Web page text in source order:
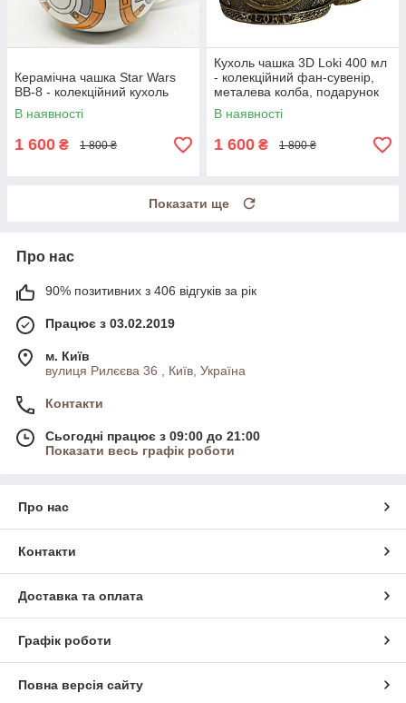
Керамічна чашка Star Wars
BB-8 - колекційний кухоль
В наявності
1 600 ₴ 1 800 ₴
Кухоль чашка 3D Loki 400 мл
- колекційний фан-сувенір,
металева колба, подарунок
фанату
В наявності
1 600 ₴ 1 800 ₴
Показати ще
Про нас
90% позитивних з 406 відгуків за рік
Працює з 03.02.2019
м. Київ
вулиця Рилєєва 36 , Київ, Україна
Контакти
Сьогодні працює з 09:00 до 21:00
Показати весь графік роботи
Про нас
Контакти
Доставка та оплата
Графік роботи
Повна версія сайту